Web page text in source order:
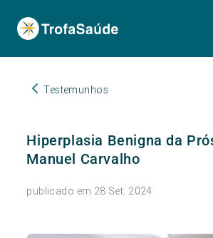
Testemunhos
Hiperplasia Benigna da
Manuel Carvalho
publicado em 28 Set. 2024